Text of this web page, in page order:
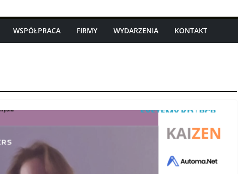
WSPÓŁPRACA FIRMY WYDARZENIA KONTAKT